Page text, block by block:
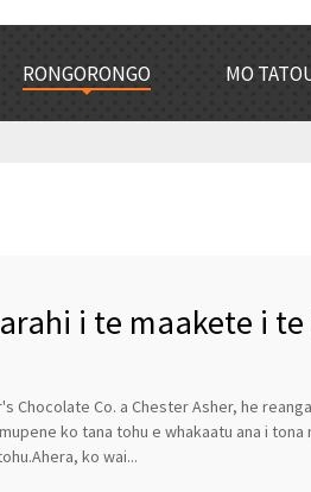
RONGORONGO MO
i te maakete i
Chocolate Co. a Chester Asher, he
ko tana tohu e whakaatu ana i
ko wai...